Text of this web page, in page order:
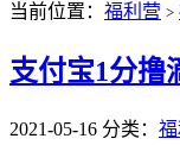
当前位置： 福利营 >
支付宝1分撸
2021-05-16 分类：